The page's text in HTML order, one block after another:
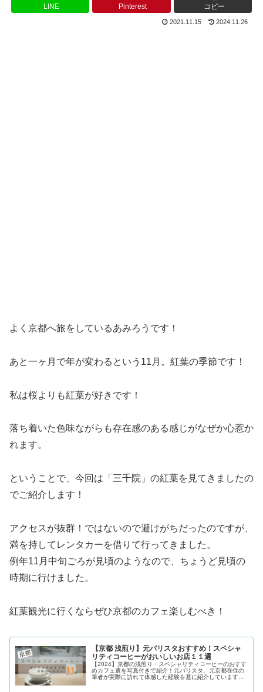
LINE Pinterest コピー
2021.11.15 2024.11.26
よく京都へ旅をしているあみろうです！
あと一ヶ月で年が変わるという11月。紅葉の季節です！
私は桜よりも紅葉が好きです！
落ち着いた色味ながらも存在感のある感じがなぜか心惹か
れます。
ということで、今回は「三千院」の紅葉を見てきましたの
でご紹介します！
アクセスが抜群！ではないので避けがちだったのですが、
満を持してレンタカーを借りて行ってきました。
例年11月中旬ごろが見頃のようなので、ちょうど見頃の
時期に行けました。
紅葉観光に行くならぜひ京都のカフェ楽しむべき！
【京都 浅煎り】元バリスタおすすめ！スペシャ
リティコーヒーがおいしいお店１１選
【2024】京都の浅煎り・スペシャリティコーヒーのおすす
めカフェ選を写真付きで紹介！元バリスタ、元京都在住の
筆者が実際に訪れて体感した経験を基に紹介しています。